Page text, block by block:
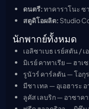
ดนตรี:ทาคาราโนะ ซ
สตูดิโอผลิต: Studio
นักพากย์ทั้งหมด
เอลิซาเบธ เรย์สตัน /
มิเรย์ คาทาเรีย — ฮาเ
รูนัวร์ คาร์ลตัน — โอกุ
มีชา เทล — อุเอฮาระ อ
ลูคัส เลบริก — อาซาคา